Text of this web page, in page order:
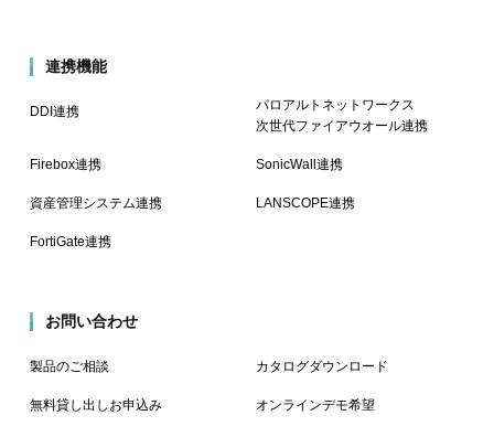
連携機能
DDI連携
パロアルトネットワークス
次世代ファイアウオール連携
Firebox連携 SonicWall連携
資産管理システム連携 LANSCOPE連携
FortiGate連携
お問い合わせ
製品のご相談 カタログダウンロード
無料貸し出しお申込み オンラインデモ希望